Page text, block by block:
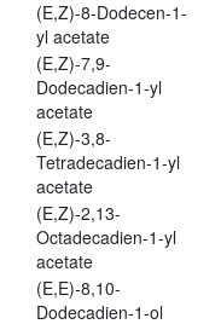
(E,Z)-8-Dodecen-1-
yl acetate
(E,Z)-7,9-
Dodecadien-1-yl
acetate
(E,Z)-3,8-
Tetradecadien-1-yl
acetate
(E,Z)-2,13-
Octadecadien-1-yl
acetate
(E,E)-8,10-
Dodecadien-1-ol